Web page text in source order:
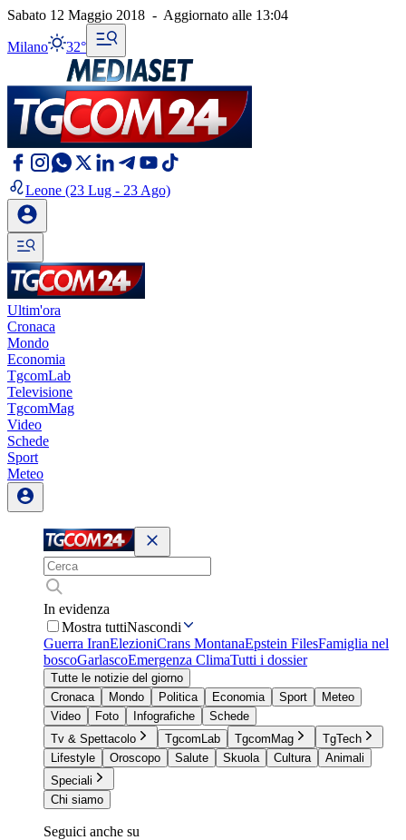
Sabato 12 Maggio 2018 - Aggiornato alle 13:04
Milano 32°
Leone (23 Lug - 23 Ago)
Ultim'ora
Cronaca
Mondo
Economia
TgcomLab
Televisione
TgcomMag
Video
Schede
Sport
Meteo
In evidenza
Mostra tuttiNascondi
Guerra IranElezioniCrans MontanaEpstein FilesFamiglia nel
boscoGarlascoEmergenza ClimaTutti i dossier
Tutte le notizie del giorno
Cronaca
Mondo Politica Economia Sport
Meteo
Video
Foto Infografiche
Schede
Tv & Spettacolo
TgcomLab TgcomMag
TgTech
Lifestyle
Oroscopo Salute Skuola Cultura
Animali
Speciali
Chi siamo
Seguici anche su